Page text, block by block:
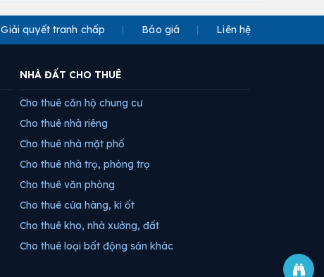
Giải quyết tranh chấp Báo giá Liên hệ
NHÀ ĐẤT CHO THUÊ
Cho thuê căn hộ chung cư
Cho thuê nhà riêng
Cho thuê nhà mặt phố
Cho thuê nhà trọ, phòng trọ
Cho thuê văn phòng
Cho thuê cửa hàng, ki ốt
Cho thuê kho, nhà xưởng, đất
Cho thuê loại bất động sản khác